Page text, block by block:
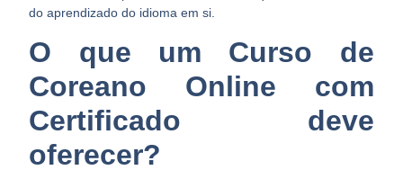
do aprendizado do idioma em si.
O que um Curso de
Coreano Online com
Certificado deve
oferecer?